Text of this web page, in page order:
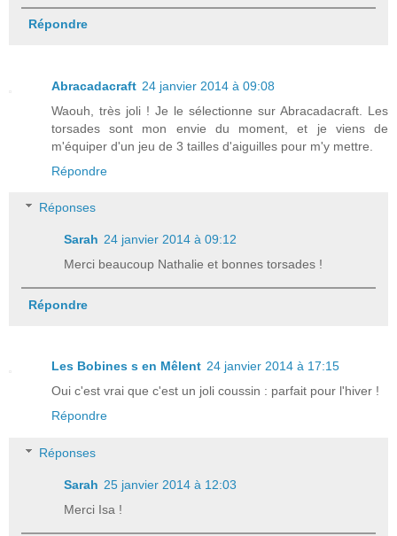
Répondre
Abracadacraft 24 janvier 2014 à 09:08
Waouh, très joli ! Je le sélectionne sur Abracadacraft. Les
torsades sont mon envie du moment, et je viens de
m'équiper d'un jeu de 3 tailles d'aiguilles pour m'y mettre.
Répondre
Réponses
Sarah 24 janvier 2014 à 09:12
Merci beaucoup Nathalie et bonnes torsades !
Répondre
Les Bobines s en Mêlent 24 janvier 2014 à 17:15
Oui c'est vrai que c'est un joli coussin : parfait pour l'hiver !
Répondre
Réponses
Sarah 25 janvier 2014 à 12:03
Merci Isa !